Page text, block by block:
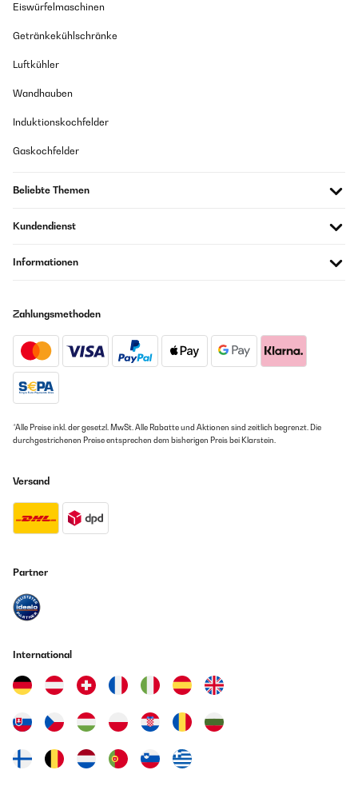
Eiswürfelmaschinen
Getränkekühlschränke
Luftkühler
Wandhauben
Induktionskochfelder
Gaskochfelder
Beliebte Themen
Kundendienst
Informationen
Zahlungsmethoden
*Alle Preise inkl. der gesetzl. MwSt. Alle Rabatte und Aktionen sind zeitlich begrenzt. Die
durchgestrichenen Preise entsprechen dem bisherigen Preis bei Klarstein.
Versand
Partner
International